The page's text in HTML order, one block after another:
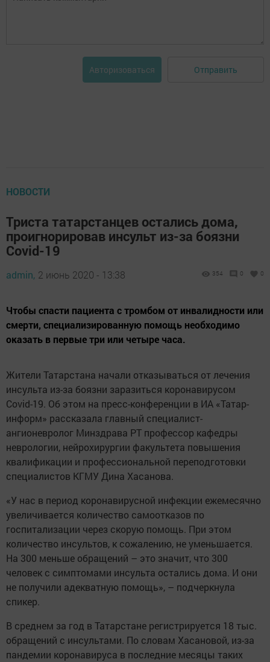
Авторизоваться Отправить
НОВОСТИ
Триста татарстанцев остались дома,
проигнорировав инсульт из-за боязни
Covid-19
admin, 2 июнь 2020 - 13:38 354 0 0
Чтобы спасти пациента с тромбом от инвалидности или
смерти, специализированную помощь необходимо
оказать в первые три или четыре часа.
Жители Татарстана начали отказываться от лечения
инсульта из-за боязни заразиться коронавирусом
Covid-19. Об этом на пресс-конференции в ИА «Татар-
информ» рассказала главный специалист-
ангионевролог Минздрава РТ профессор кафедры
неврологии, нейрохирургии факультета повышения
квалификации и профессиональной переподготовки
специалистов КГМУ Дина Хасанова.
«У нас в период коронавирусной инфекции ежемесячно
увеличивается количество самоотказов по
госпитализации через скорую помощь. При этом
количество инсультов, к сожалению, не уменьшается.
На 300 меньше обращений – это значит, что 300
человек с симптомами инсульта остались дома. И они
не получили адекватную помощь», – подчеркнула
спикер.
В среднем за год в Татарстане регистрируется 18 тыс.
обращений с инсультами. По словам Хасановой, из-за
пандемии коронавируса в последние месяцы таких